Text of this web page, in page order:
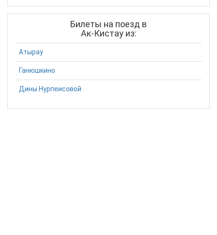
Билеты на поезд в
Ак-Кистау из:
Атырау
Ганюшкино
Дины Нурпеисовой